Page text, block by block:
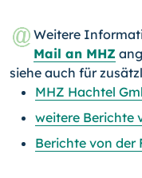
Weitere
Mail an MHZ
siehe auch für
MHZ Hachtel
weitere Berichte
Berichte von der